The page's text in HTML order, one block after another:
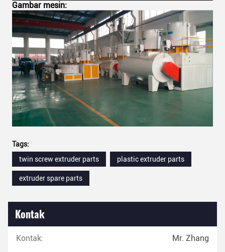
Gambar mesin:
Tags:
twin screw extruder parts
plastic extruder parts
extruder spare parts
Kontak
Kontak: Mr. Zhang